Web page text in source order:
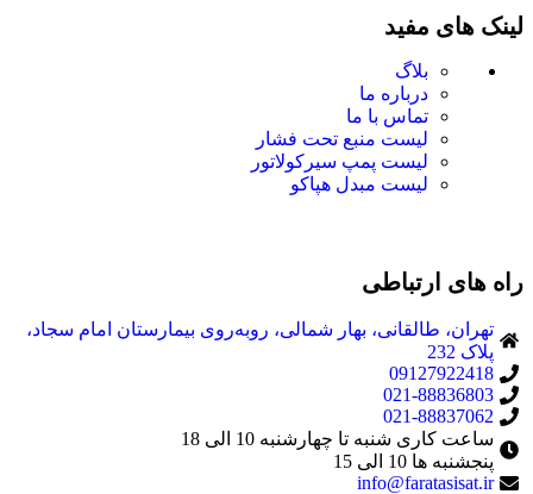
لینک های مفید
بلاگ
درباره ما
تماس با ما
لیست منبع تحت فشار
لیست پمپ سیرکولاتور
لیست مبدل هپاکو
راه های ارتباطی
تهران، طالقانی، بهار شمالی، روبه‌روی بیمارستان امام سجاد،
پلاک 232
09127922418
021-88836803
021-88837062
ساعت کاری شنبه تا چهارشنبه 10 الی 18
پنجشنبه ها 10 الی 15
info@faratasisat.ir